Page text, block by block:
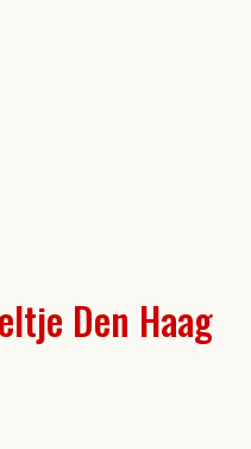
Den Haag